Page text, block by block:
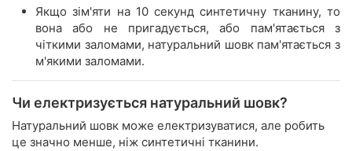
Якщо зім'яти на 10 секунд синтетичну тканину, то
вона або не пригадується, або пам'ятається з
чіткими заломами, натуральний шовк пам'ятається з
м'якими заломами.
Чи електризується натуральний шовк?
Натуральний шовк може електризуватися, але робить
це значно менше, ніж синтетичні тканини.